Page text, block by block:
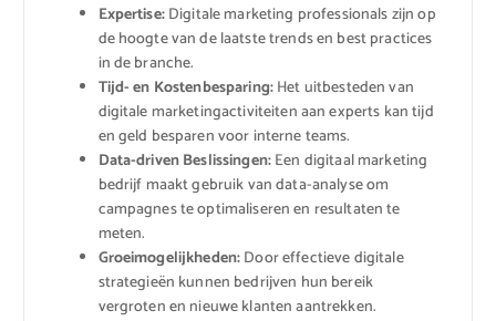
Expertise:Digitale marketing professionals zijn op
de hoogte van de laatste trends en best practices
in de branche.
Tijd- en Kostenbesparing:Het uitbesteden van
digitale marketingactiviteiten aan experts kan tijd
en geld besparen voor interne teams.
Data-driven Beslissingen:Een digitaal marketing
bedrijf maakt gebruik van data-analyse om
campagnes te optimaliseren en resultaten te
meten.
Groeimogelijkheden:Door effectieve digitale
strategieën kunnen bedrijven hun bereik
vergroten en nieuwe klanten aantrekken.